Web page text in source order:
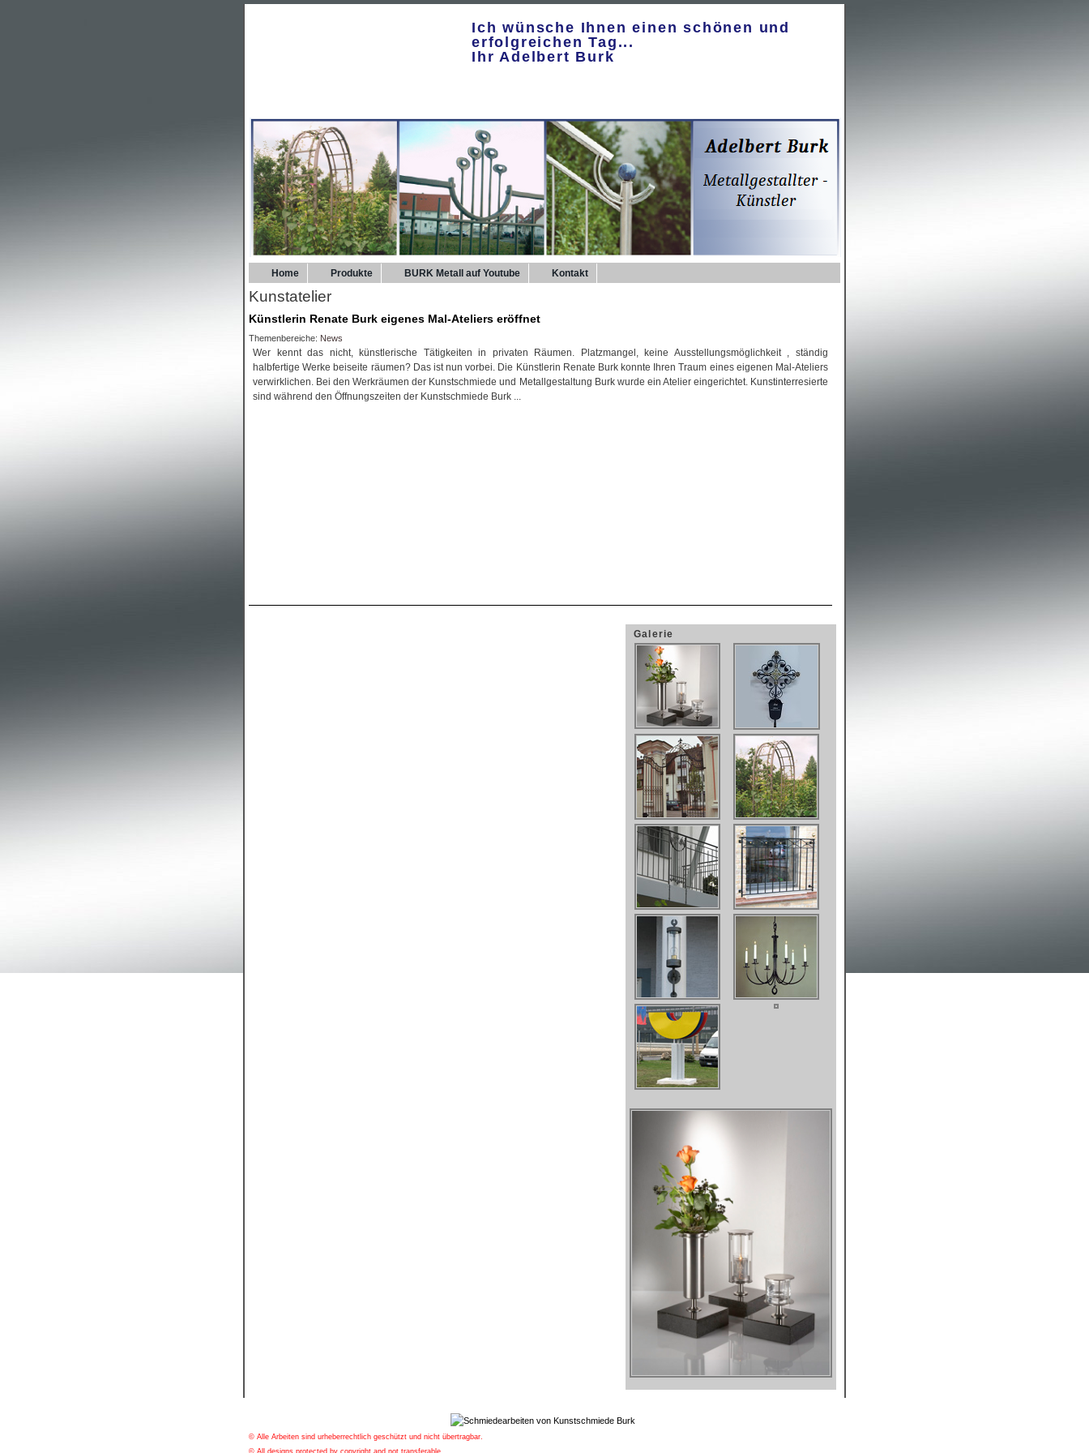
Ich wünsche Ihnen einen schönen und
erfolgreichen Tag...
Ihr Adelbert Burk
Home Produkte BURK Metall auf Youtube Kontakt
Kunstatelier
Künstlerin Renate Burk eigenes Mal-Ateliers eröffnet
Themenbereiche: News
Wer kennt das nicht, künstlerische Tätigkeiten in privaten Räumen. Platzmangel, keine Ausstellungsmöglichkeit , ständig
halbfertige Werke beiseite räumen? Das ist nun vorbei. Die Künstlerin Renate Burk konnte Ihren Traum eines eigenen Mal-Ateliers
verwirklichen. Bei den Werkräumen der Kunstschmiede und Metallgestaltung Burk wurde ein Atelier eingerichtet. Kunstinterresierte
sind während den Öffnungszeiten der Kunstschmiede Burk ...
Galerie
© Alle Arbeiten sind urheberrechtlich geschützt und nicht übertragbar.
© All designs protected by copyright and not transferable.